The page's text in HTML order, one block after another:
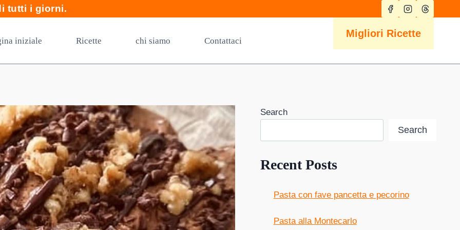
tutti i giorni.
iniziale Ricette chi siamo Contattaci
Migliori Ricette
Search
Search
Recent Posts
Pasta con fave pancetta e pecorino
Pasta alla Montecarlo